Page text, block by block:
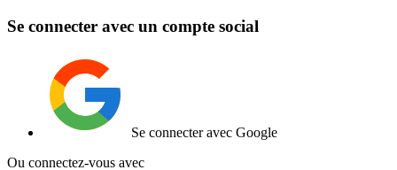
Se connecter avec un compte social
Se connecter avec Google
Ou connectez-vous avec